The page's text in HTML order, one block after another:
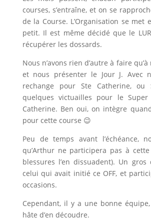
courses, s’entraîne, et on se
de la Course. L’Organisation se met
petit. Il est même décidé que le LUR
récupérer les dossards.
Nous n’avons rien d’autre à faire
et nous présenter le Jour J. Avec
rechange pour Ste Catherine, ou
quelques victuailles pour le Super
Catherine. Ben oui, on intègre
pour cette course 😉
Peu de temps avant l’échéance,
qu’Arthur ne participera pas à
blessures l’en dissuadent). Un
celui qui avait initié ce OFF, et
occasions.
Cependant, il y a une bonne
hâte d’en découdre.